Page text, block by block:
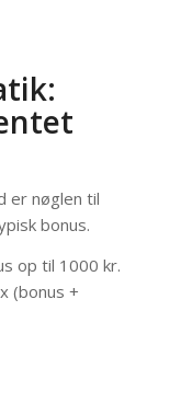
er nøglen til
bonus.
op til 1000 kr.
(bonus +